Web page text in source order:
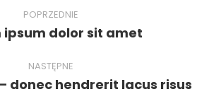
POPRZEDNIE
Poprzedni
ipsum dolor sit amet
NASTĘPNE
Następny
donec hendrerit lacus risus